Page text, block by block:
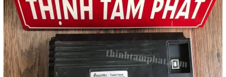
TRÊN MẠNG XÃ HỘI
Facebook
Google